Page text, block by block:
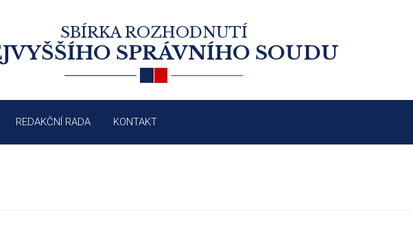
SBÍRKA ROZHODNUTÍ
SPRÁVNÍHO SOUDU
REDAKČNÍ RADA KONTAKT